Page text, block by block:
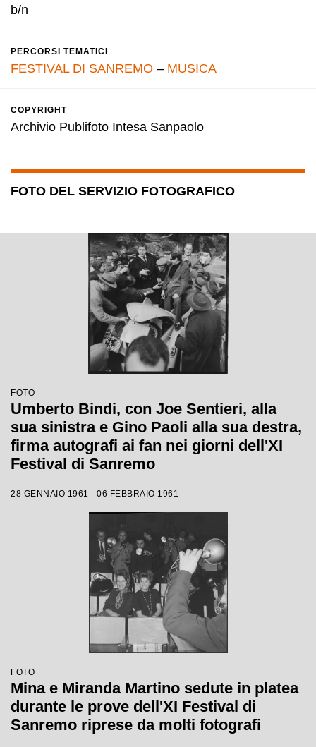
b/n
PERCORSI TEMATICI
FESTIVAL DI SANREMO – MUSICA
COPYRIGHT
Archivio Publifoto Intesa Sanpaolo
FOTO DEL SERVIZIO FOTOGRAFICO
FOTO
Umberto Bindi, con Joe Sentieri, alla
sua sinistra e Gino Paoli alla sua destra,
firma autografi ai fan nei giorni dell'XI
Festival di Sanremo
28 GENNAIO 1961 - 06 FEBBRAIO 1961
FOTO
Mina e Miranda Martino sedute in platea
durante le prove dell'XI Festival di
Sanremo riprese da molti fotografi